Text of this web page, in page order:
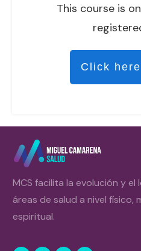
This course is
Click
MCS facilita la evolución y
áreas de salud a nivel físico,
espiritual.